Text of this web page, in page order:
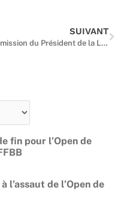
SUIVANT
Démission du Président de la Ligue
fin pour l’Open de
l’assaut de l’Open de